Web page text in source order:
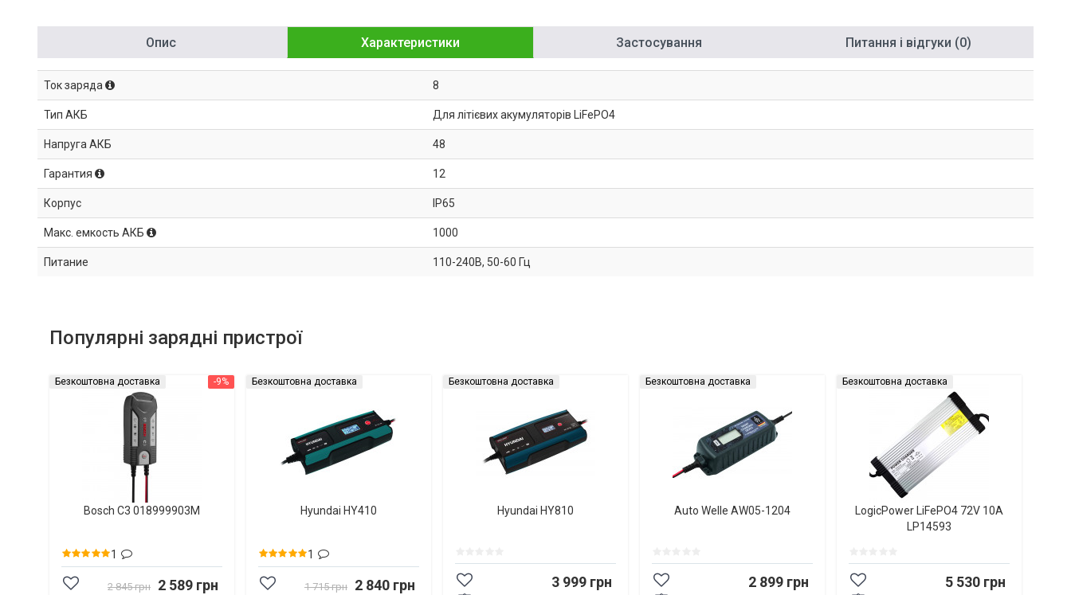
Опис Характеристики Застосування Питання і відгуки (0)
Ток заряда 8
Тип АКБ Для літієвих акумуляторів LiFePO4
Напруга АКБ 48
Гарантия 12
Корпус IP65
Макс. емкость АКБ 1000
Питание 110-240В, 50-60 Гц
Популярні зарядні пристрої
-9%
Безкоштовна доставка
Bosch C3 018999903M
1
2 845 грн 2 589 грн
Безкоштовна доставка
Hyundai HY410
1
1 715 грн 2 840 грн
Безкоштовна доставка
Hyundai HY810
3 999 грн
Безкоштовна доставка
Auto Welle AW05-1204
2 899 грн
Безкоштовна доставка
LogicPower LiFePO4 72V 10A
LP14593
5 530 грн